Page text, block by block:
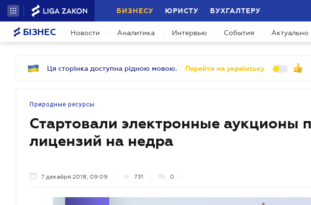
БИЗНЕСУ ЮРИСТУ БУХГАЛТЕРУ
БІЗНЕС Новости Аналитика Интервью События Актуально
Ця сторінка доступна рідною мовою. Перейти на українську
Природные ресурсы
Стартовали электронные аукционы
лицензий на недра
7 декабря 2018, 09:09 731 0